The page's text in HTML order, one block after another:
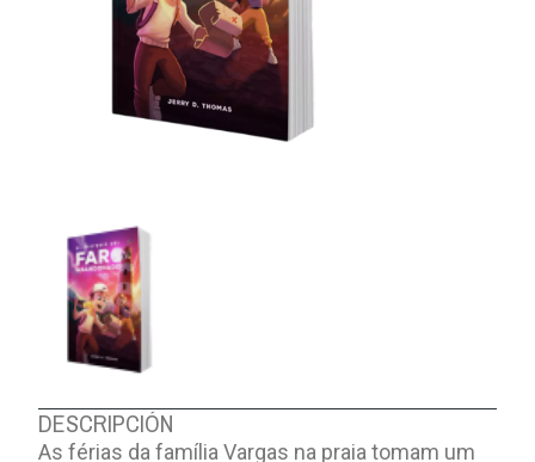
DESCRIPCIÓN
As férias da família Vargas na praia tomam um